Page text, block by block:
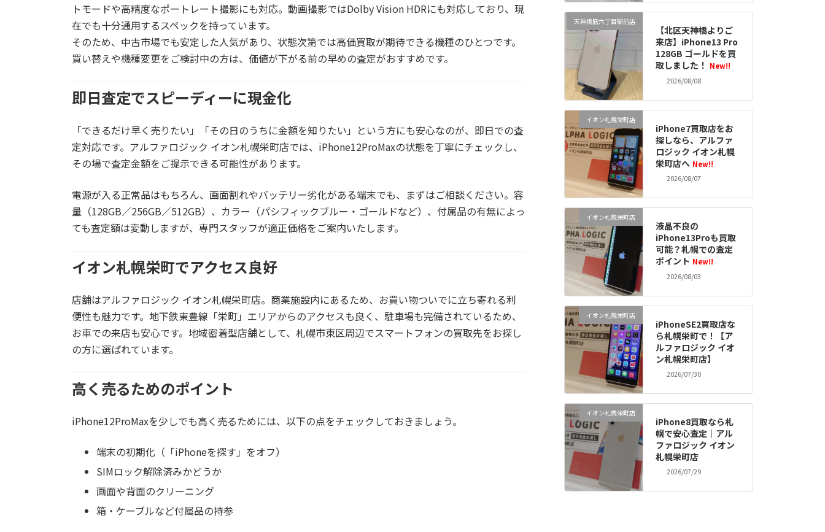
トモードや高精度なポートレート撮影にも対応。動画撮影ではDolby Vision HDRにも対応しており、現
在でも十分通用するスペックを持っています。
そのため、中古市場でも安定した人気があり、状態次第では高価買取が期待できる機種のひとつです。
買い替えや機種変更をご検討中の方は、価値が下がる前の早めの査定がおすすめです。
即日査定でスピーディーに現金化
「できるだけ早く売りたい」「その日のうちに金額を知りたい」 という方にも安心なのが、即日での査
定対応です。 アルファロジック イオン札幌栄町店では、iPhone12ProMaxの状態を丁寧にチェックし、
その場で査定金額をご提示できる可能性があります。
電源が入る正常品はもちろん、画面割れやバッテリー劣化がある端末でも、まずはご相談ください。容
量（128GB／256GB／512GB）、カラー（パシフィックブルー・ゴールドなど）、付属品の有無によっ
ても査定額は変動しますが、専門スタッフが適正価格をご案内いたします。
イオン札幌栄町でアクセス良好
店舗はアルファロジック イオン札幌栄町店。商業施設内にあるため、お買い物ついでに立ち寄れる利
便性も魅力です。地下鉄東豊線「栄町」エリアからのアクセスも良く、駐車場も完備されているため、
お車での来店も安心です。地域密着型店舗として、札幌市東区周辺でスマートフォンの買取先をお探し
の方に選ばれています。
高く売るためのポイント
iPhone12ProMaxを少しでも高く売るためには、以下の点をチェックしておきましょう。
端末の初期化（「iPhoneを探す」をオフ）
SIMロック解除済みかどうか
画面や背面のクリーニング
箱・ケーブルなど付属品の持参
天神橋筋六丁目駅前店
【北区天神橋よりご
来店】iPhone13 Pro
128GB ゴールドを買
取しました！
New!!
2026/08/08
イオン札幌栄町店
iPhone7買取店をお
探しなら、アルファ
ロジック イオン札幌
栄町店へ New!!
2026/08/07
イオン札幌栄町店
液晶不良の
iPhone13Proも買取
可能？札幌での査定
ポイント New!!
2026/08/03
イオン札幌栄町店
iPhoneSE2買取店な
ら札幌栄町で！【ア
ルファロジック イオ
ン札幌栄町店】
2026/07/30
イオン札幌栄町店
iPhone8買取なら札
幌で安心査定｜アル
ファロジック イオン
札幌栄町店
2026/07/29